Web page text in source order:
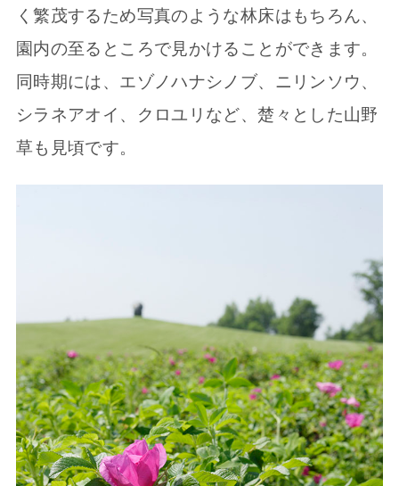
く繁茂するため写真のような林床はもちろん、
園内の至るところで見かけることができます。
同時期には、エゾノハナシノブ、ニリンソウ、
シラネアオイ、クロユリなど、楚々とした山野
草も見頃です。